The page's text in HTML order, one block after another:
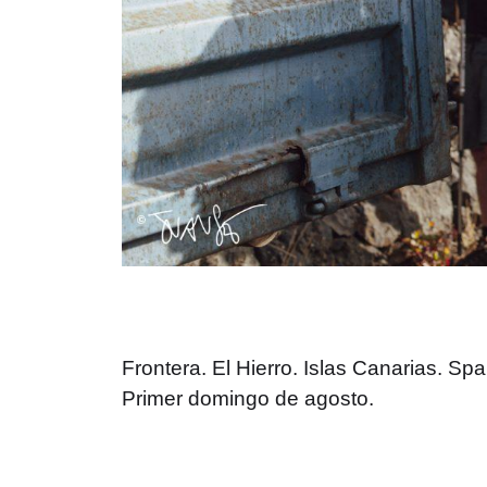
Frontera. El Hierro. Islas Canarias.
Primer domingo de agosto.